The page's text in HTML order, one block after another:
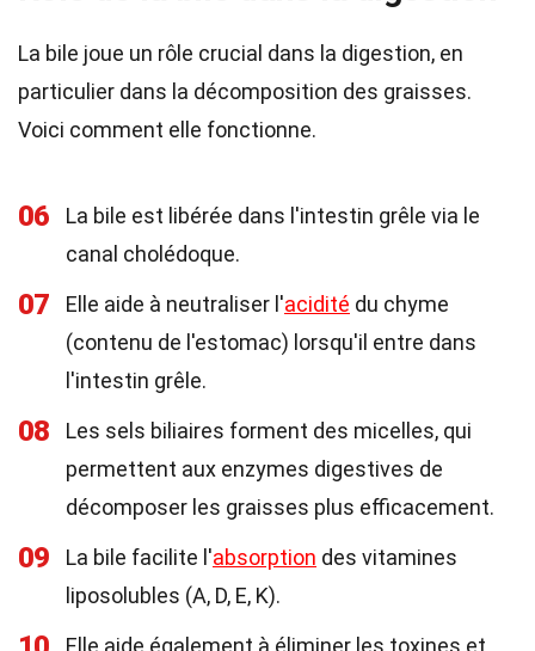
La bile joue un rôle crucial dans la digestion, en
particulier dans la décomposition des graisses.
Voici comment elle fonctionne.
06
La bile est libérée dans l'intestin grêle via le
canal cholédoque.
07 Elle aide à neutraliser l'acidité du chyme
(contenu de l'estomac) lorsqu'il entre dans
l'intestin grêle.
08
Les sels biliaires forment des micelles, qui
permettent aux enzymes digestives de
décomposer les graisses plus efficacement.
09 La bile facilite l'absorption des vitamines
liposolubles (A, D, E, K).
Elle aide également à éliminer les toxines et